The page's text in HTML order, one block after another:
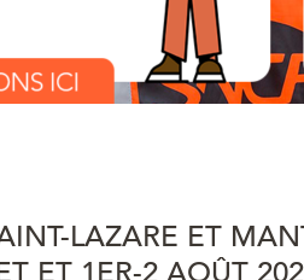
LAZARE ET
ET 1ER-2 AOÛT